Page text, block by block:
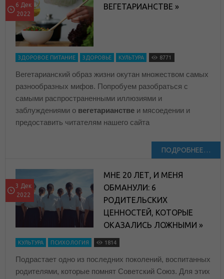
6 Дек
2022
ВЕГЕТАРИАНСТВЕ »
ЗДОРОВОЕ ПИТАНИЕ ЗДОРОВЬЕ КУЛЬТУРА 8771
Вегетарианский образ жизни окутан множеством самых
разнообразных мифов. Попробуем разобраться с
самыми распространенными иллюзиями и
заблуждениями о вегетарианстве и мясоедении и
предоставить читателям нашего сайта
ПОДРОБНЕЕ…
3 Дек
2022
МНЕ 20 ЛЕТ, И МЕНЯ
ОБМАНУЛИ: 6
РОДИТЕЛЬСКИХ
ЦЕННОСТЕЙ, КОТОРЫЕ
ОКАЗАЛИСЬ ЛОЖНЫМИ »
КУЛЬТУРА ПСИХОЛОГИЯ 1814
Подрастает одно из последних поколений, воспитанных
родителями, которые помнят Советский Союз. Для этих